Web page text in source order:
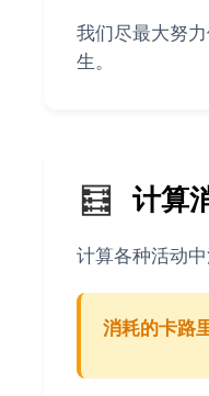
我们尽最大努
生。
🧮 计算
计算各种活动
消耗的卡路